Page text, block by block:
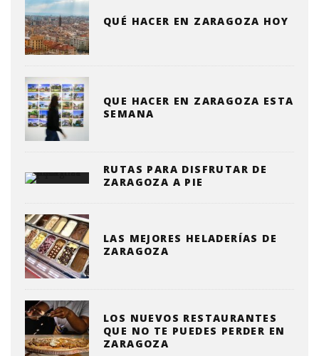
QUÉ HACER EN ZARAGOZA HOY
QUE HACER EN ZARAGOZA ESTA
SEMANA
RUTAS PARA DISFRUTAR DE
ZARAGOZA A PIE
LAS MEJORES HELADERÍAS DE
ZARAGOZA
LOS NUEVOS RESTAURANTES
QUE NO TE PUEDES PERDER EN
ZARAGOZA